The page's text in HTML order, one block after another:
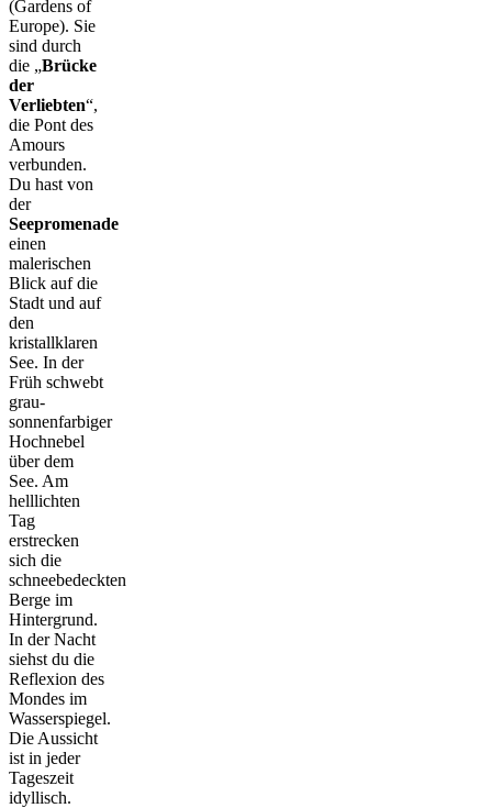
(Gardens of
Europe). Sie
sind durch
die „Brücke
der
Verliebten“,
die Pont des
Amours
verbunden.
Du hast von
der
Seepromenade
einen
malerischen
Blick auf die
Stadt und auf
den
kristallklaren
See. In der
Früh schwebt
grau-
sonnenfarbiger
Hochnebel
über dem
See. Am
helllichten
Tag
erstrecken
sich die
schneebedeckten
Berge im
Hintergrund.
In der Nacht
siehst du die
Reflexion des
Mondes im
Wasserspiegel.
Die Aussicht
ist in jeder
Tageszeit
idyllisch.